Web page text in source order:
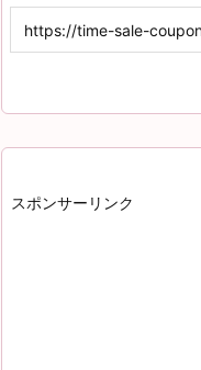
スポンサーリンク